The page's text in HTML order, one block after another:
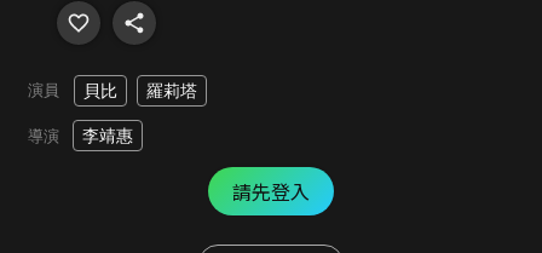
演員 貝比 羅莉塔
導演 李靖惠
請先登入